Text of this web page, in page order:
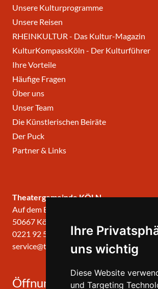
Ihre
uns wichtig
Diese Website
und Targeting
Unsere Kulturprogramme
Unsere Reisen
RHEINKULTUR - Das Kultur-Magazin
KulturKompassKöln - Der Kulturführer
Ihre Vorteile
Häufige Fragen
Über uns
Unser Team
Die Künstlerischen Beiräte
Der Puck
Partner & Links
Theatergemeinde KÖLN
Auf dem Berlich 34
50667 Köln
0221 92 57 420
service@theatergemeinde-koeln.de
Öffnungszeiten